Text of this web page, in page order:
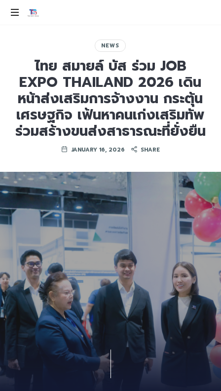
THAI
GROUP
NEWS
ไทย สมายล์ บัส ร่วม JOB
EXPO THAILAND 2026 เดิน
หน้าส่งเสริมการจ้างงาน กระตุ้น
เศรษฐกิจ เฟ้นหาคนเก่งเสริมทัพ
ร่วมสร้างขนส่งสาธารณะที่ยั่งยืน
JANUARY 16, 2026 SHARE